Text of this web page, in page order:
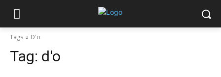
Tags D'o
Tag: d'o